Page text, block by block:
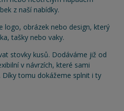
z naší nabídky.
logo, obrázek nebo design, který
tašky nebo vaky.
stovky kusů. Dodáváme již od
v návrzích, které sami
tomu dokážeme splnit i ty